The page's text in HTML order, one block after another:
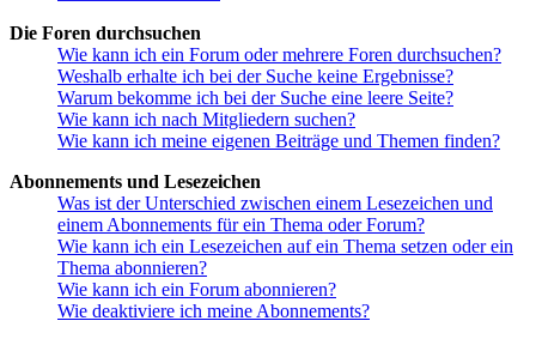
Die Foren durchsuchen
Wie kann ich ein Forum oder mehrere Foren durchsuchen?
Weshalb erhalte ich bei der Suche keine Ergebnisse?
Warum bekomme ich bei der Suche eine leere Seite?
Wie kann ich nach Mitgliedern suchen?
Wie kann ich meine eigenen Beiträge und Themen finden?
Abonnements und Lesezeichen
Was ist der Unterschied zwischen einem Lesezeichen und
einem Abonnements für ein Thema oder Forum?
Wie kann ich ein Lesezeichen auf ein Thema setzen oder ein
Thema abonnieren?
Wie kann ich ein Forum abonnieren?
Wie deaktiviere ich meine Abonnements?